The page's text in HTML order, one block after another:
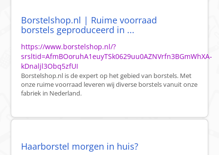
Borstelshop.nl | Ruime voorraad
borstels geproduceerd in ...
https://www.borstelshop.nl/?
srsltid=AfmBOoruhA1euyTSk0629uu0AZNVrfn3BGmWhXA-
kDnaljl3Obq5zfUI
Borstelshop.nl is de expert op het gebied van borstels. Met
onze ruime voorraad leveren wij diverse borstels vanuit onze
fabriek in Nederland.
Haarborstel morgen in huis?